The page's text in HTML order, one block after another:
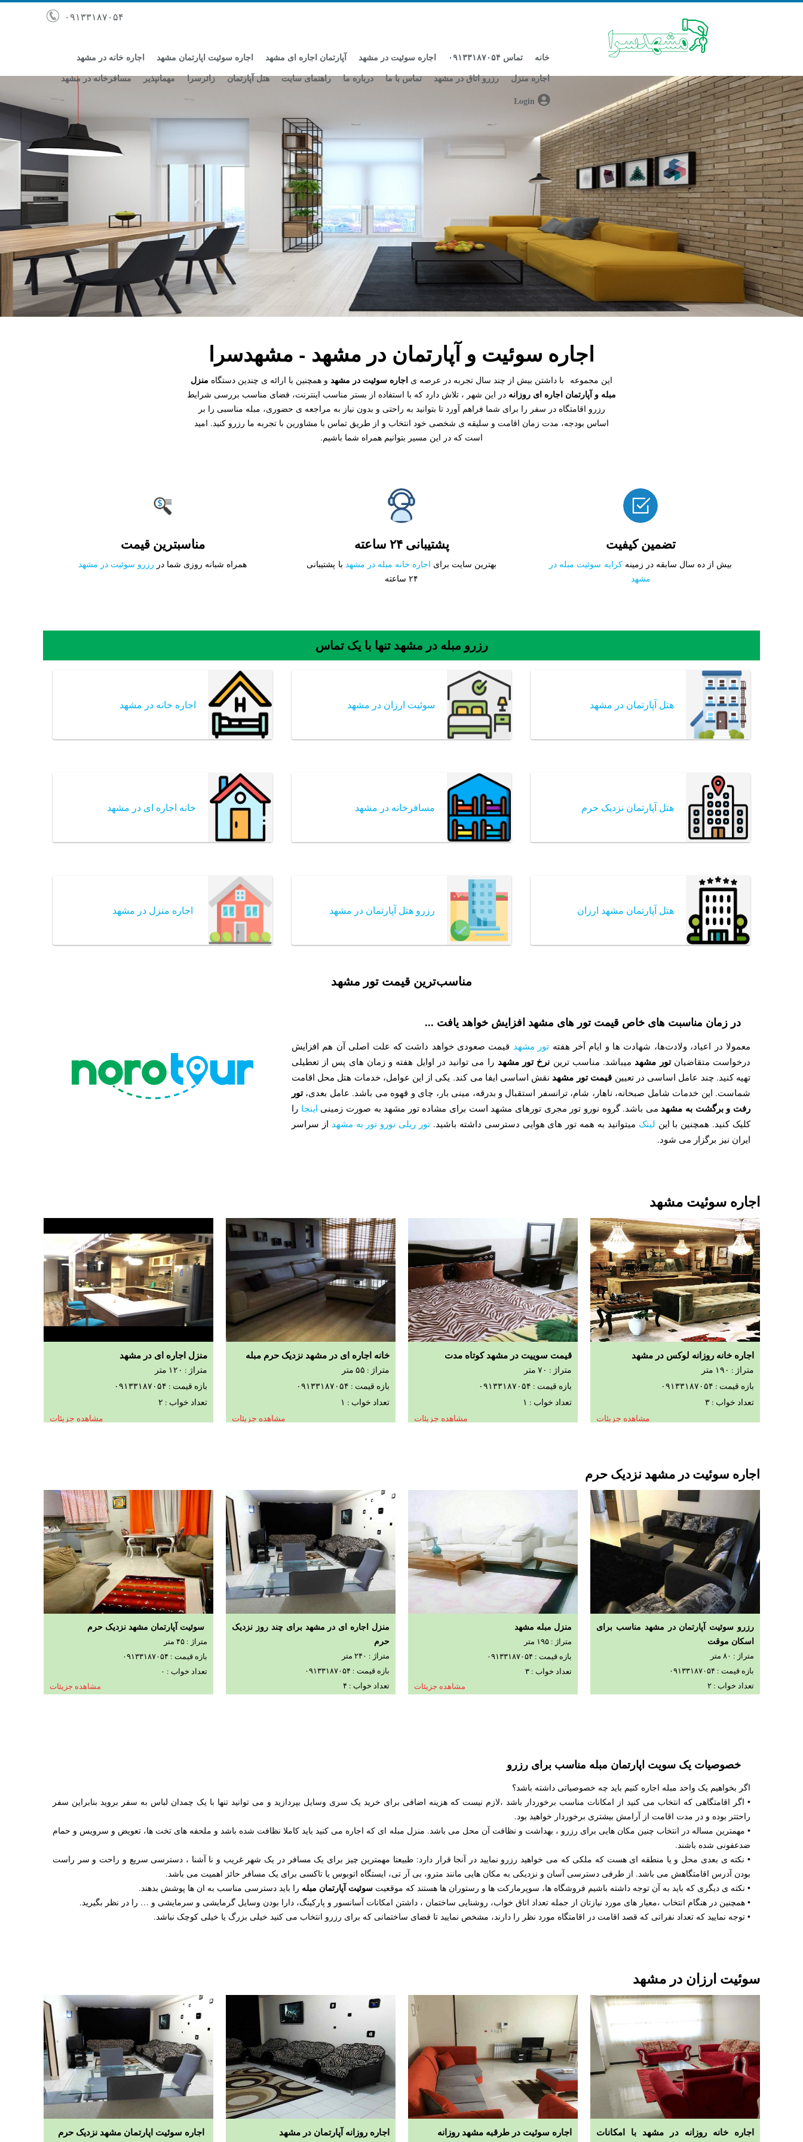
۰۹۱۳۳۱۸۷۰۵۴
خانه تماس ۰۹۱۳۳۱۸۷۰۵۴ اجاره سوئیت در مشهد آپارتمان اجاره ای مشهد اجاره سوئیت اپارتمان مشهد
اجاره خانه در مشهد
اجاره منزل
رزرو اتاق در مشهد تماس با ما درباره ما راهنمای سایت هتل آپارتمان زائرسرا مهمانپذیر
مسافرخانه در مشهد
Login
اجاره سوئیت و آپارتمان در مشهد - مشهدسرا
این مجموعه با داشتن بیش از چند سال تجربه در عرصه ی اجاره سوئیت در مشهد و همچنین با ارائه ی چندین دستگاه منزل
مبله و آپارتمان اجاره ای روزانه در این شهر ، تلاش دارد که با استفاده از بستر مناسب اینترنت، فضای مناسب بررسی شرایط
رزرو اقامتگاه در سفر را برای شما فراهم آورد تا بتوانید به راحتی و بدون نیاز به مراجعه ی حضوری، مبله مناسبی را بر
اساس بودجه، مدت زمان اقامت و سلیقه ی شخصی خود انتخاب و از طریق تماس با مشاورین با تجربه ما رزرو کنید. امید
است که در این مسیر بتوانیم همراه شما باشیم.
تضمین کیفیت
بیش از ده سال سابقه در زمینه کرایه سوئیت مبله در
مشهد
پشتیبانی ۲۴ ساعته
بهترین سایت برای اجاره خانه مبله در مشهد با پشتیبانی
۲۴ ساعته
مناسبترین قیمت
همراه شبانه روزی شما در رزرو سوئیت در مشهد
رزرو مبله در مشهد تنها با یک تماس
هتل آپارتمان در مشهد سوئیت ارزان در مشهد اجاره خانه در مشهد
هتل آپارتمان نزدیک حرم مسافرخانه در مشهد خانه اجاره ای در مشهد
هتل آپارتمان مشهد ارزان رزرو هتل آپارتمان در مشهد اجاره منزل در مشهد
مناسب‌ترین قیمت تور مشهد
در زمان مناسبت های خاص قیمت تور های مشهد افزایش خواهد یافت ...
معمولا در اعیاد، ولادت‌ها، شهادت ها و ایام آخر هفته تور مشهد قیمت صعودی خواهد داشت که علت اصلی آن هم افزایش
درخواست متقاضیانتور مشهد می‎باشد. مناسب ترین نرخ تور مشهد را می توانید در اوایل هفته و زمان های پس از تعطیلی
تهیه کنید. چند عامل اساسی در تعیینقیمت تور مشهد نقش اساسی ایفا می کند. یکی از این عوامل، خدمات هتل محل اقامت
شماست. این خدمات شامل صبحانه، ناهار، شام، ترانسفر استقبال و بدرقه، مینی بار، چای و قهوه می باشد. عامل بعدی،تور
رفت و برگشت به مشهد می باشد. گروه نورو تور مجری تورهای مشهد است برای مشاده تور مشهد به صورت زمینی اینجا را
کلیک کنید. همچنین با این لینک میتوانید به همه تور های هوایی دسترسی داشته باشید. تور ریلی نورو تور به مشهد از سراسر
ایران نیز برگزار می شود.
اجاره سوئیت مشهد
اجاره خانه روزانه لوکس در مشهد
متراژ : ۱۹۰ متر
بازه قیمت : ۰۹۱۳۳۱۸۷۰۵۴
تعداد خواب : ۳
مشاهده جزیئات
قیمت سوییت در مشهد کوتاه مدت
متراژ : ۷۰ متر
بازه قیمت : ۰۹۱۳۳۱۸۷۰۵۴
تعداد خواب : ۱
مشاهده جزیئات
خانه اجاره ای در مشهد نزدیک حرم مبله
متراژ : ۵۵ متر
بازه قیمت : ۰۹۱۳۳۱۸۷۰۵۴
تعداد خواب : ۱
مشاهده جزیئات
منزل اجاره ای در مشهد
متراژ : ۱۲۰ متر
بازه قیمت : ۰۹۱۳۳۱۸۷۰۵۴
تعداد خواب : ۲
مشاهده جزیئات
اجاره سوئیت در مشهد نزدیک حرم
رزرو سوئیت آپارتمان در مشهد مناسب برای
اسکان موقت
متراژ : ۸۰ متر
بازه قیمت : ۰۹۱۳۳۱۸۷۰۵۴
تعداد خواب : ۲
منزل مبله مشهد
متراژ : ۱۹۵ متر
بازه قیمت : ۰۹۱۳۳۱۸۷۰۵۴
تعداد خواب : ۳
مشاهده جزیئات
منزل اجاره ای در مشهد برای چند روز نزدیک
حرم
متراژ : ۲۴۰ متر
بازه قیمت : ۰۹۱۳۳۱۸۷۰۵۴
تعداد خواب : ۴
سوئیت آپارتمان مشهد نزدیک حرم
متراژ : ۴۵ متر
بازه قیمت : ۰۹۱۳۳۱۸۷۰۵۴
تعداد خواب : ۰
مشاهده جزیئات
خصوصیات یک سویت اپارتمان مبله مناسب برای رزرو
اگر بخواهیم یک واحد مبله اجاره کنیم باید چه خصوصیاتی داشته باشد؟
• اگر اقامتگاهی که انتخاب می کنید از امکانات مناسب برخوردار باشد ،لازم نیست که هزینه اضافی برای خرید یک سری وسایل بپردازید و می توانید تنها با یک چمدان لباس به سفر بروید بنابراین سفر
راحتتر بوده و در مدت اقامت از آرامش بیشتری برخوردار خواهید بود.
• مهمترین مساله در انتخاب چنین مکان هایی برای رزرو ، بهداشت و نظافت آن محل می باشد. منزل مبله ای که اجاره می کنید باید کاملا نظافت شده باشد و ملحفه های تخت ها، تعویض و سرویس و حمام
ضدعفونی شده باشند.
• نکته ی بعدی محل و یا منطقه ای هست که ملکی که می خواهید رزرو نمایید در آنجا قرار دارد: طبیعتا مهمترین چیز برای یک مسافر در یک شهر غریب و نا آشنا ، دسترسی سریع و راحت و سر راست
بودن آدرس اقامتگاهش می باشد. از طرفی دسترسی آسان و نزدیکی به مکان هایی مانند مترو، بی آر تی، ایستگاه اتوبوس یا تاکسی برای یک مسافر حائز اهمیت می باشد.
• نکته ی دیگری که باید به آن توجه داشته باشیم فروشگاه ها، سوپرمارکت ها و رستوران ها هستند که موقعیت سوئیت آپارتمان مبله را باید دسترسی مناسب به ان ها پوشش بدهند.
• همچنین در هنگام انتخاب ،معیار های مورد نیازتان از جمله تعداد اتاق خواب، روشنایی ساختمان ، داشتن امکانات آسانسور و پارکینگ، دارا بودن وسایل گرمایشی و سرمایشی و … را در نظر بگیرید.
• توجه نمایید که تعداد نفراتی که قصد اقامت در اقامتگاه مورد نظر را دارند، مشخص نمایید تا فضای ساختمانی که برای رزرو انتخاب می کنید خیلی بزرگ یا خیلی کوچک نباشد.
سوئیت ارزان در مشهد
اجاره خانه روزانه در مشهد با امکانات
اجاره سوئیت در طرقبه مشهد روزانه اجاره روزانه آپارتمان در مشهد اجاره سوئیت اپارتمان مشهد نزدیک حرم